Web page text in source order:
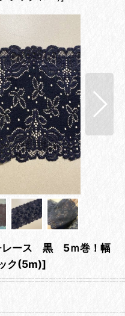
レース 黒 5ｍ巻！幅
ク(5m)]